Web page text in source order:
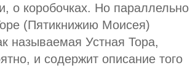
о коробочках. Но параллельно
(Пятикнижию Моисея)
называемая Устная Тора,
и содержит описание того